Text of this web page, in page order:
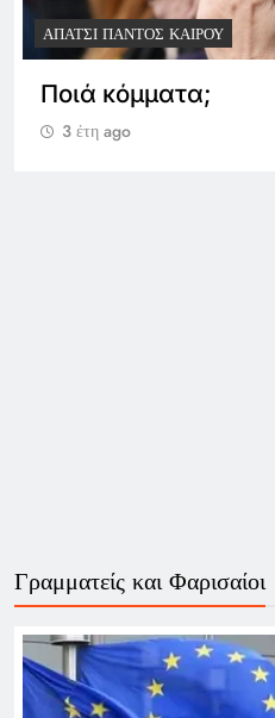
"ΠΊΣΤΗ ΤΟ ΈΝΑ ΤΟ ΣΚΑΛΊ..."
29 Ιουνίου 2026
3 έτη ago
Γραμματείς και Φαρισαίοι